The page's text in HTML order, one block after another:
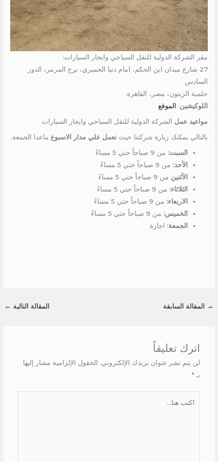
مقر الشركة الدولية للنقل السياحي وايجار السيارات:
27 شارع ميدان ابن الحكم، امام دنيا الجمبري، برج المرمر، الدور
السادس
حلمية الزيتون، مصر، القاهرة.
اللوكيشين: الموقع
مواعيد عمل الشركة الدولية للنقل السياحي وايجار السيارات
بالتالي يمكنك زيارة شركتنا حيثنعمل علي مدار الاسبوع ماعدا الجمعة.
السبت: من 9 صباحاً حتي 5 مساءً
الأحد: من 9 صباحاً حتي 5 مساءً
الأثنين من 9 صباحاً حتي 5 مساءً
الثلاثاء: من 9 صباحاً حتي 5 مساءً
الاربعاء: من 9 صباحاً حتي 5 مساءً
الخميس: من 9 صباحاً حتي 5 مساءً
الجمعة: اجازة
→ المقالة السابقة المقالة التالية ←
اترك تعليقاً
لن يتم نشر عنوان بريدك الإلكتروني. الحقول الإلزامية مشار إليها
بـ *